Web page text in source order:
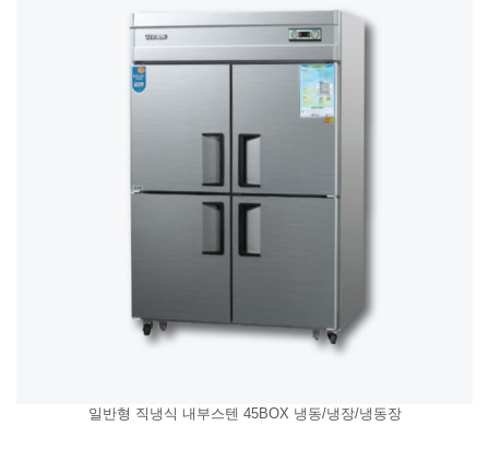
일반형 직냉식 내부스텐 45BOX 냉동/냉장/냉동장